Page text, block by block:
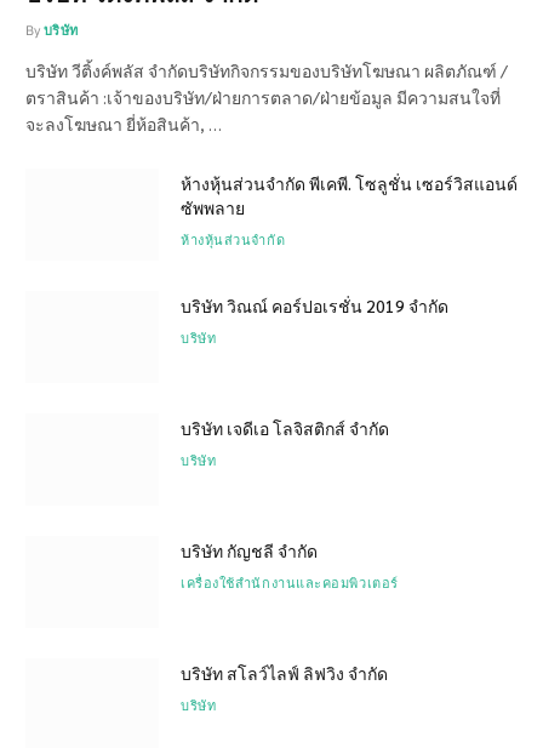
By บริษัท
บริษัท วีติ้งค์พลัส จำกัดบริษัทกิจกรรมของบริษัทโฆษณา ผลิตภัณฑ์ /
ตราสินค้า :เจ้าของบริษัท/ฝ่ายการตลาด/ฝ่ายข้อมูล มีความสนใจที่
จะลงโฆษณา ยี่ห้อสินค้า, …
ห้างหุ้นส่วนจำกัด พีเคพี. โซลูชั่น เซอร์วิสแอนด์
ซัพพลาย
ห้างหุ้นส่วนจำกัด
บริษัท วิณณ์ คอร์ปอเรชั่น 2019 จำกัด
บริษัท
บริษัท เจดีเอ โลจิสติกส์ จำกัด
บริษัท
บริษัท กัญชลี จำกัด
เครื่องใช้สำนักงานและคอมพิวเตอร์
บริษัท สโลว์ไลฟ์ ลิฟวิง จำกัด
บริษัท